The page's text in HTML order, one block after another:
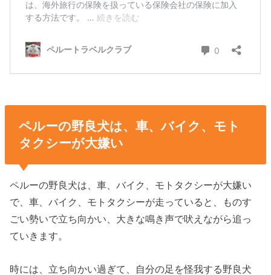
ペルーの野良犬は、車、バイク、モト
タクシーが大嫌い
ペルーの野良犬は、車、バイク、モトタクシーが大嫌い
で、車、バイク、モトタクシーが走っていると、ものす
ごい勢いで立ち向かい、大きな鳴き声で吠えながら追っ
ていきます。
時には、立ち向かい過ぎて、自分の足を怪我する野良犬